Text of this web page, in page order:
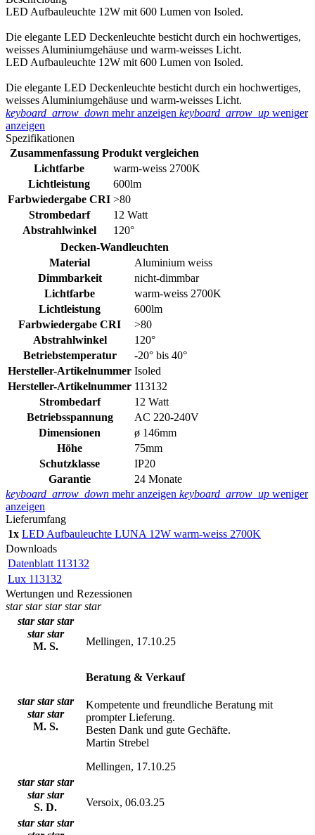
LED Aufbauleuchte 12W mit 600 Lumen von Isoled.
Die elegante LED Deckenleuchte besticht durch ein hochwertiges,
weisses Aluminiumgehäuse und warm-weisses Licht.
LED Aufbauleuchte 12W mit 600 Lumen von Isoled.
Die elegante LED Deckenleuchte besticht durch ein hochwertiges,
weisses Aluminiumgehäuse und warm-weisses Licht.
keyboard_arrow_down mehr anzeigen keyboard_arrow_up weniger
anzeigen
Spezifikationen
Zusammenfassung Produkt vergleichen
Lichtfarbe
warm-weiss 2700K
Lichtleistung
600lm
Farbwiedergabe CRI >80
Strombedarf
12 Watt
Abstrahlwinkel
120°
Decken-Wandleuchten
Material
Aluminium weiss
Dimmbarkeit
nicht-dimmbar
Lichtfarbe
warm-weiss 2700K
Lichtleistung
600lm
Farbwiedergabe CRI
>80
Abstrahlwinkel
120°
Betriebstemperatur
-20° bis 40°
Hersteller-Artikelnummer Isoled
Hersteller-Artikelnummer 113132
Strombedarf
12 Watt
Betriebsspannung
AC 220-240V
Dimensionen
ø 146mm
Höhe
75mm
Schutzklasse
IP20
Garantie
24 Monate
keyboard_arrow_down mehr anzeigen keyboard_arrow_up weniger
anzeigen
Lieferumfang
1x LED Aufbauleuchte LUNA 12W warm-weiss 2700K
Downloads
Datenblatt 113132
Lux 113132
Wertungen und Rezessionen
star star star star star
star star star
star star
M. S.
Mellingen, 17.10.25
star star star
star star
M. S.
Beratung & Verkauf
Kompetente und freundliche Beratung mit
prompter Lieferung.
Besten Dank und gute Gechäfte.
Martin Strebel
Mellingen, 17.10.25
star star star
star star
S. D.
Versoix, 06.03.25
star star star